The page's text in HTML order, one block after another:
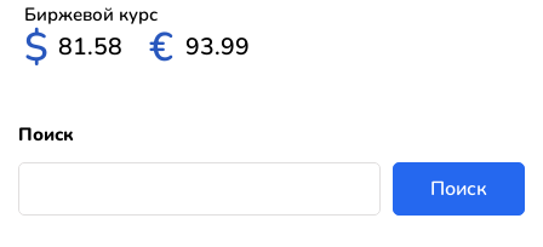
Биржевой курс
$ 81.58 € 93.99
Поиск
Поиск